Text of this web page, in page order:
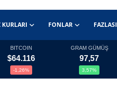
KURLARI FONLAR FAZLASI
BITCOIN
$64.116
-1,26%
GRAM GÜMÜŞ
97,57
3,57%